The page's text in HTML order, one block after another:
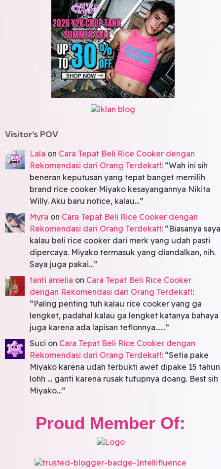
Visitor’s POV
Lala on Cara Tepat Beli Rice Cooker dengan
Rekomendasi dari Orang Terdekat!: “Wah ini sih
beneran keputusan yang tepat banget memilih
brand rice cooker Miyako kesayangannya Nikita
Willy. Aku baru notice, kalau…”
Myra on Cara Tepat Beli Rice Cooker dengan
Rekomendasi dari Orang Terdekat!: “Biasanya saya
kalau beli rice cooker dari merk yang udah pasti
dipercaya. Miyako termasuk yang diandalkan, nih.
Saya juga pakai…”
tanti amelia on Cara Tepat Beli Rice Cooker
dengan Rekomendasi dari Orang Terdekat!:
“Paling penting tuh kalau rice cooker yang ga
lengket, padahal kalau ga lengket katanya bahaya
juga karena ada lapisan teflonnya……”
Suci on Cara Tepat Beli Rice Cooker dengan
Rekomendasi dari Orang Terdekat!: “Setia pake
Miyako karena udah terbukti awet dipake 15 tahun
lohh … ganti karena rusak tutupnya doang. Best sih
Miyako…”
Proud Member Of: